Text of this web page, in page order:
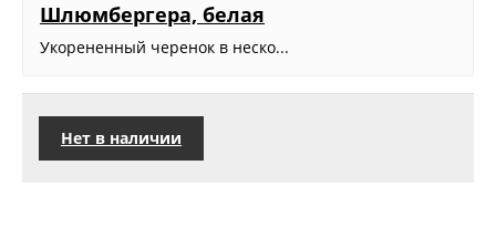
Шлюмбергера, белая
Укорененный черенок в неско...
Нет в наличии